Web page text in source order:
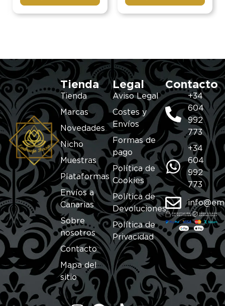
Tienda
Tienda
Marcas
Novedades
Nicho
Muestras
Plataformas
Envíos a
Canarias
Sobre
nosotros
Contacto
Mapa del
sitio
Legal
Aviso Legal
Costes y
Envíos
Formas de
pago
Política de
Cookies
Política de
Devoluciones
Política de
Privacidad
Contacto
+34
604
992
773
+34
604
992
773